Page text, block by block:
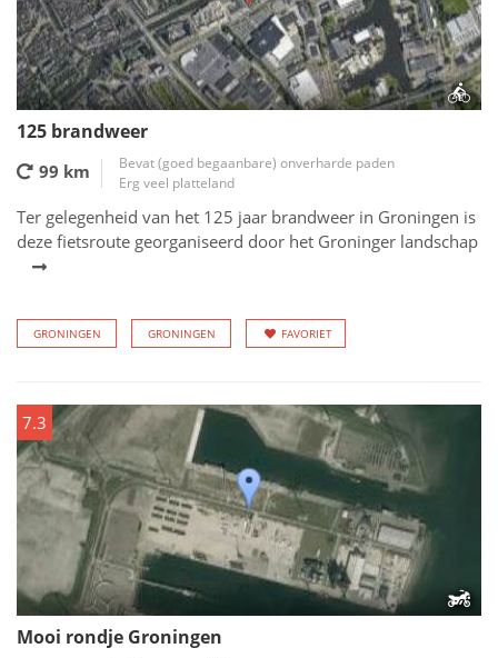
125 brandweer
99 km
Bevat (goed begaanbare) onverharde paden
Erg veel platteland
Ter gelegenheid van het 125 jaar brandweer in Groningen is
deze fietsroute georganiseerd door het Groninger landschap
GRONINGEN GRONINGEN FAVORIET
7.3
Mooi rondje Groningen